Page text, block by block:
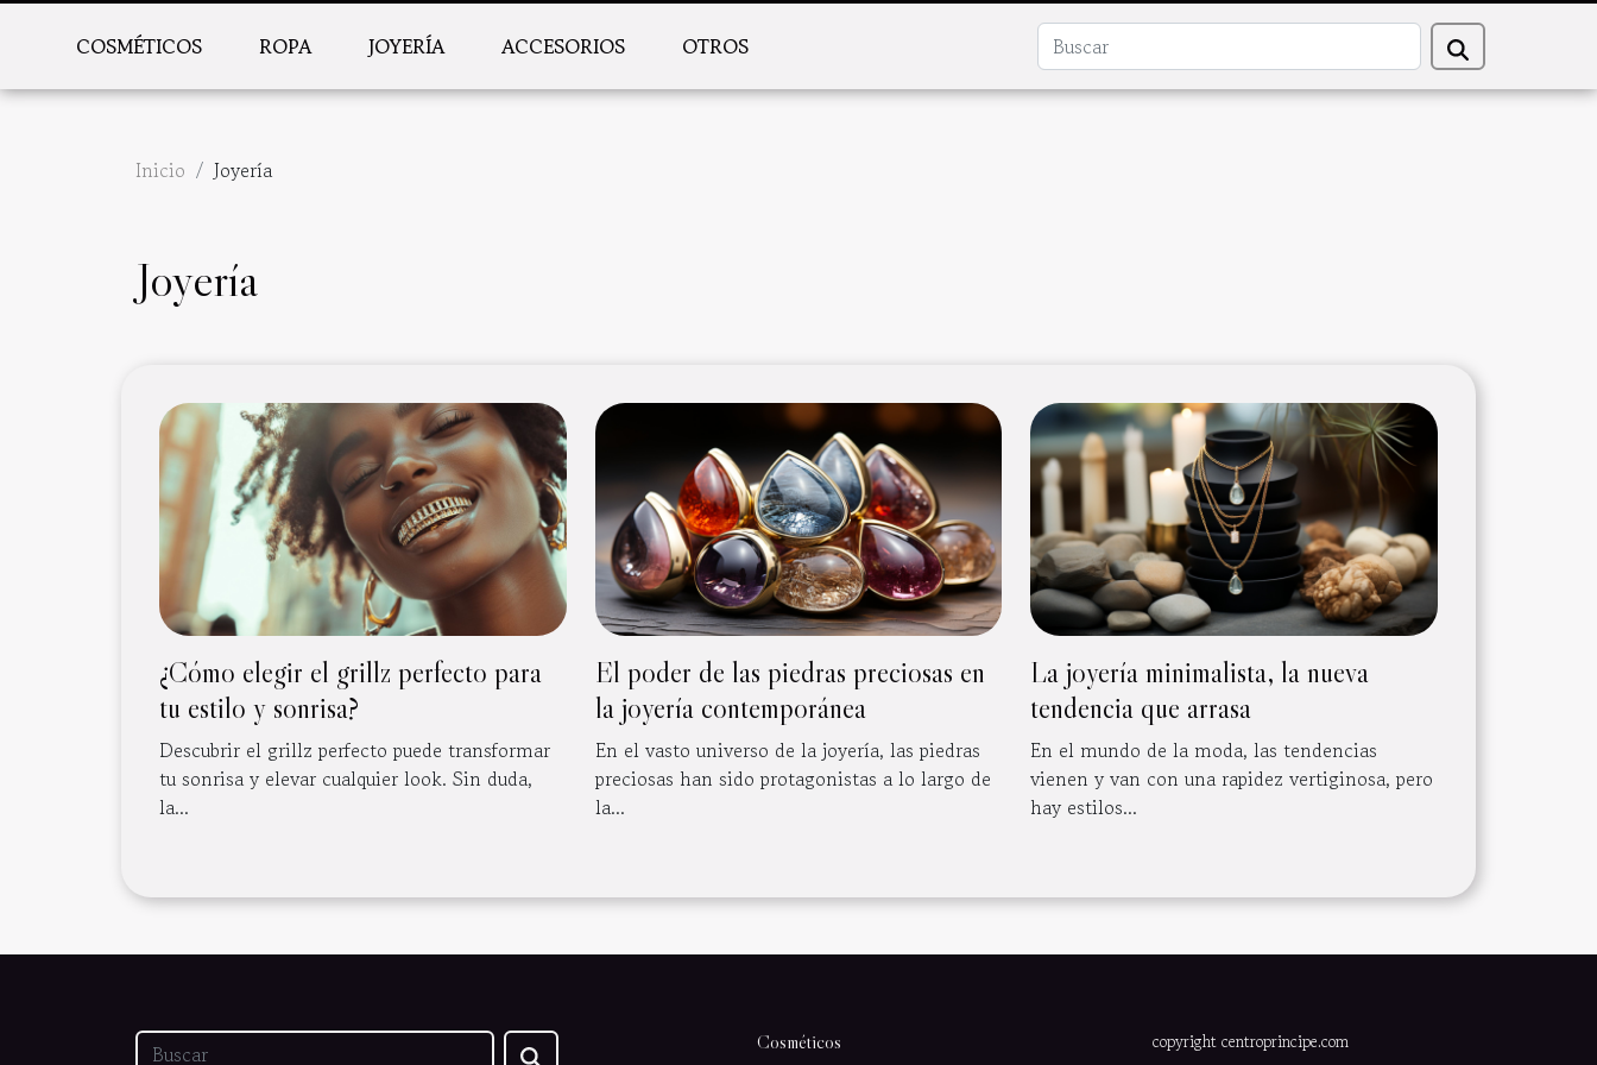
COSMÉTICOS ROPA JOYERÍA ACCESORIOS OTROS
Inicio Joyería
Joyería
¿Cómo elegir el grillz perfecto para
tu estilo y sonrisa?
Descubrir el grillz perfecto puede transformar
tu sonrisa y elevar cualquier look. Sin duda,
la...
El poder de las piedras preciosas en
la joyería contemporánea
En el vasto universo de la joyería, las piedras
preciosas han sido protagonistas a lo largo de
la...
La joyería minimalista, la nueva
tendencia que arrasa
En el mundo de la moda, las tendencias
vienen y van con una rapidez vertiginosa, pero
hay estilos...
Cosméticos copyright centroprincipe.com